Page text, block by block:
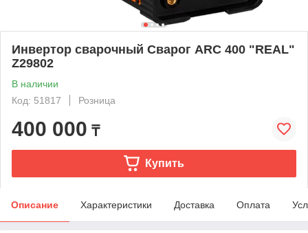
Инвертор сварочный Сварог ARC 400 "REAL"
Z29802
В наличии
Код: 51817
Розница
400 000 ₸
Купить
Описание Характеристики Доставка Оплата